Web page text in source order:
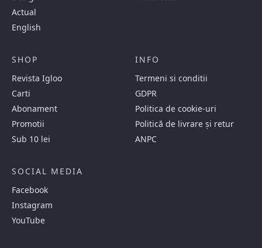
Actual
English
SHOP
Revista Igloo
Carti
Abonament
Promotii
Sub 10 lei
INFO
Termeni si conditii
GDPR
Politica de cookie-uri
Politică de livrare și retur
ANPC
SOCIAL MEDIA
Facebook
Instagram
YouTube